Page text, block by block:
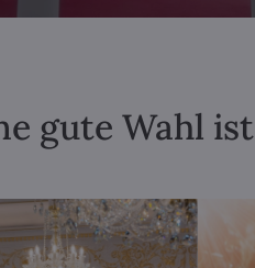
gute Wahl ist